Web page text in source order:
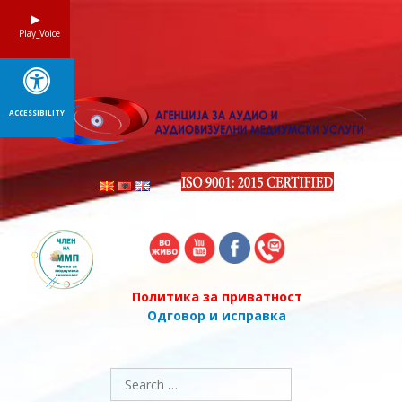
Политика за приватност
Одговор и исправка
Search
for:
Play_Voice
ACCESSIBILITY